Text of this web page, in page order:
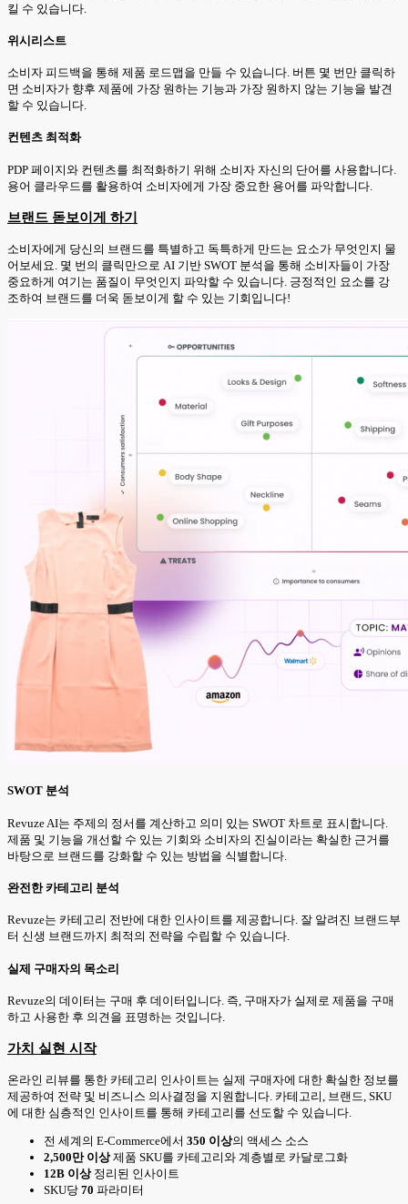
킬 수 있습니다.
위시리스트
소비자 피드백을 통해 제품 로드맵을 만들 수 있습니다. 버튼 몇 번만 클릭하
면 소비자가 향후 제품에 가장 원하는 기능과 가장 원하지 않는 기능을 발견
할 수 있습니다.
컨텐츠 최적화
PDP 페이지와 컨텐츠를 최적화하기 위해 소비자 자신의 단어를 사용합니다.
용어 클라우드를 활용하여 소비자에게 가장 중요한 용어를 파악합니다.
브랜드 돋보이게 하기
소비자에게 당신의 브랜드를 특별하고 독특하게 만드는 요소가 무엇인지 물
어보세요. 몇 번의 클릭만으로 AI 기반 SWOT 분석을 통해 소비자들이 가장
중요하게 여기는 품질이 무엇인지 파악할 수 있습니다. 긍정적인 요소를 강
조하여 브랜드를 더욱 돋보이게 할 수 있는 기회입니다!
SWOT 분석
Revuze AI는 주제의 정서를 계산하고 의미 있는 SWOT 차트로 표시합니다.
제품 및 기능을 개선할 수 있는 기회와 소비자의 진실이라는 확실한 근거를
바탕으로 브랜드를 강화할 수 있는 방법을 식별합니다.
완전한 카테고리 분석
Revuze는 카테고리 전반에 대한 인사이트를 제공합니다. 잘 알려진 브랜드부
터 신생 브랜드까지 최적의 전략을 수립할 수 있습니다.
실제 구매자의 목소리
Revuze의 데이터는 구매 후 데이터입니다. 즉, 구매자가 실제로 제품을 구매
하고 사용한 후 의견을 표명하는 것입니다.
가치 실현 시작
온라인 리뷰를 통한 카테고리 인사이트는 실제 구매자에 대한 확실한 정보를
제공하여 전략 및 비즈니스 의사결정을 지원합니다. 카테고리, 브랜드, SKU
에 대한 심층적인 인사이트를 통해 카테고리를 선도할 수 있습니다.
전 세계의 E-Commerce에서 350 이상의 액세스 소스
2,500만 이상제품 SKU를 카테고리와 계층별로 카달로그화
12B 이상정리된 인사이트
SKU당 70 파라미터